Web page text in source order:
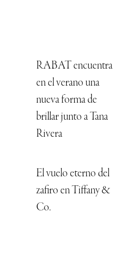
RABAT encuentra
en el verano una
nueva forma de
brillar junto a Tana
Rivera
El vuelo eterno del
zafiro en Tiffany &
Co.